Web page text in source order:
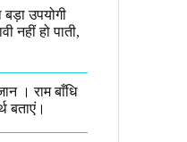
उपयोगी
नहीं हो पाती,
। राम बाँधि
बताएं।